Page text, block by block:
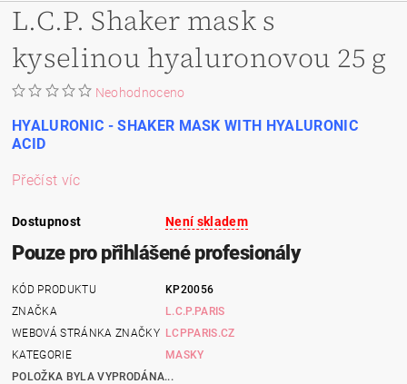
L.C.P. Shaker mask s
kyselinou hyaluronovou 25 g
Neohodnoceno
HYALURONIC - SHAKER MASK WITH HYALURONIC
ACID
Přečíst víc
Dostupnost Není skladem
Pouze pro přihlášené profesionály
KÓD PRODUKTU
KP20056
ZNAČKA
L.C.P.PARIS
WEBOVÁ STRÁNKA ZNAČKY LCPPARIS.CZ
KATEGORIE
MASKY
POLOŽKA BYLA VYPRODÁNA...